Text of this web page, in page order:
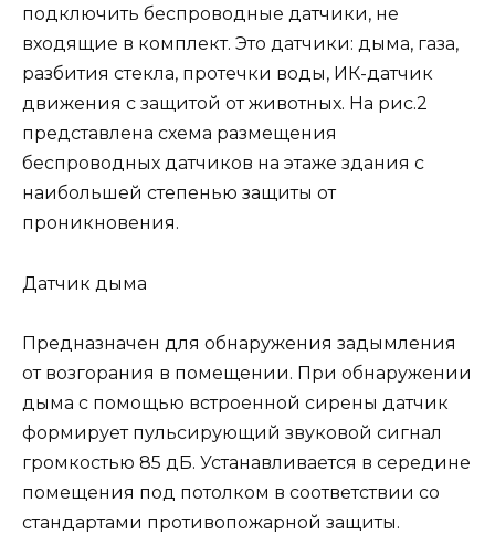
подключить беспроводные датчики, не
входящие в комплект. Это датчики: дыма, газа,
разбития стекла, протечки воды, ИК-датчик
движения с защитой от животных. На рис.2
представлена схема размещения
беспроводных датчиков на этаже здания с
наибольшей степенью защиты от
проникновения.
Датчик дыма
Предназначен для обнаружения задымления
от возгорания в помещении. При обнаружении
дыма с помощью встроенной сирены датчик
формирует пульсирующий звуковой сигнал
громкостью 85 дБ. Устанавливается в середине
помещения под потолком в соответствии со
стандартами противопожарной защиты.